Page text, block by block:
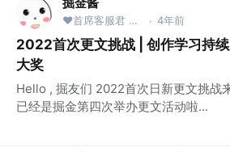
❤首席客服君 @掘金 · 4年前
2022首次更文挑战 | 创作学习持
大奖
Hello , 掘友们 2022首次日新更文挑战
已经是掘金第四次举办更文活动啦...